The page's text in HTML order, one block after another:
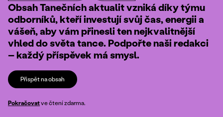
Obsah Tanečních aktualit vzniká díky týmu
odborníků, kteří investují svůj čas, energii a
vášeň, aby vám přinesli ten nejkvalitnější
vhled do světa tance. Podpořte naši redakci
– každý příspěvek má smysl.
Přispět na obsah
Pokračovatve čtení zdarma.